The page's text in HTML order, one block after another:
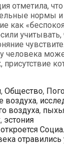
отметила,
нормы и
как
учитывать,
человека
присутствие
, Общество,
воздуха,
воздуха,
, эстония